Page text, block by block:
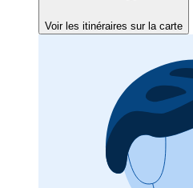
Voir les itinéraires sur la carte